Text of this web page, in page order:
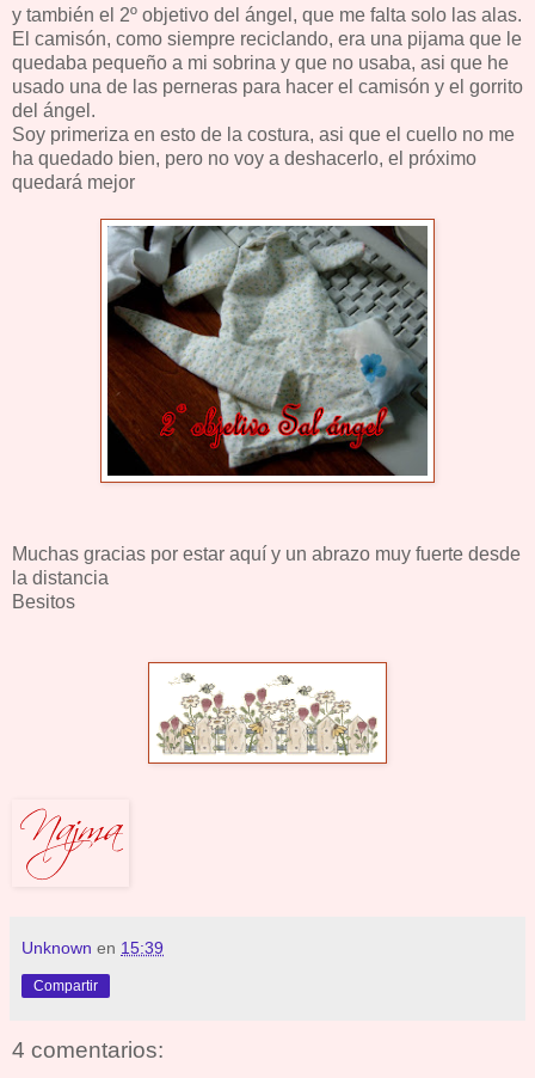
y también el 2º objetivo del ángel, que me falta solo las alas.
El camisón, como siempre reciclando, era una pijama que le
quedaba pequeño a mi sobrina y que no usaba, asi que he
usado una de las perneras para hacer el camisón y el gorrito
del ángel.
Soy primeriza en esto de la costura, asi que el cuello no me
ha quedado bien, pero no voy a deshacerlo, el próximo
quedará mejor
Muchas gracias por estar aquí y un abrazo muy fuerte desde
la distancia
Besitos
Unknown en 15:39
Compartir
4 comentarios: